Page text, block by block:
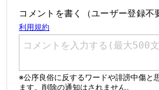
コメントを書く（ユーザー登録不